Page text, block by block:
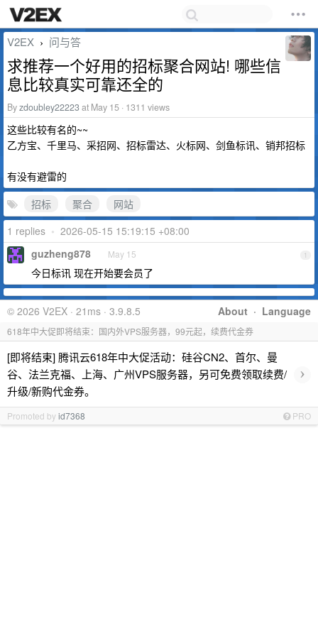
V2EX › 问与答
求推荐一个好用的招标聚合网站! 哪些信
息比较真实可靠还全的
Byzdoubley22223at May 15 · 1311 views
这些比较有名的~~
乙方宝、千里马、采招网、招标雷达、火标网、剑鱼标讯、销邦招标
有没有避雷的
招标
聚合
网站
1 replies • 2026-05-15 15:19:15 +08:00
1
guzheng878 May 15
今日标讯 现在开始要会员了
About · Language
© 2026 V2EX · 21ms · 3.9.8.5
618年中大促即将结束：国内外VPS服务器，99元起，续费代金券
[即将结束] 腾讯云618年中大促活动：硅谷CN2、首尔、曼
谷、法兰克福、上海、广州VPS服务器，另可免费领取续费/
升级/新购代金券。
›
Promoted byid7368 PRO